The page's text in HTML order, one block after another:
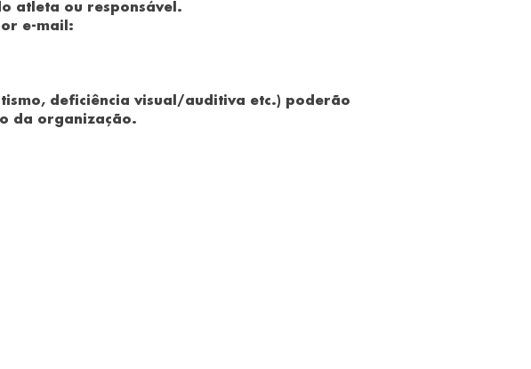
atleta ou responsável.
e-mail:
deficiência visual/auditiva etc.) poderão
da organização.